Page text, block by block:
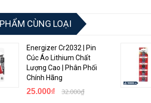
CÙNG LOẠI
Energizer Cr2032 | Pin
Cúc Áo Lithium Chất
Lượng Cao | Phân Phối
Chính Hãng
25.000₫ 32.000₫